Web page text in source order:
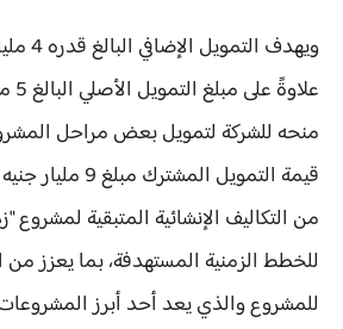
ويهدف
منحه للشركة لتمويل بعض مراحل
قيمة التمويل
من التكاليف الإنشائية المتبقية لمشروع
للخطط الزمنية المستهدفة، بما يعزز من
للمشروع والذي يعد أحد أبرز المشروعات